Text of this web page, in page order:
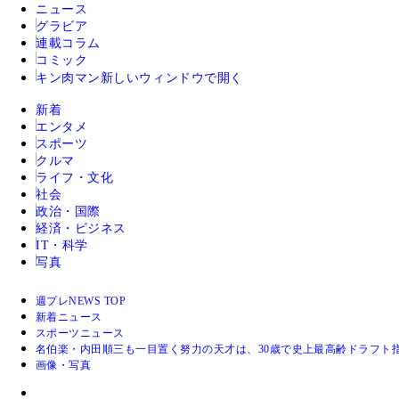
ニュース
グラビア
連載コラム
コミック
キン肉マン 新しいウィンドウで開く
新着
エンタメ
スポーツ
クルマ
ライフ・文化
社会
政治・国際
経済・ビジネス
IT・科学
写真
週プレNEWS TOP
新着ニュース
スポーツニュース
名伯楽・内田順三も一目置く努力の天才は、30歳で史上最高齢ドラフト
画像・写真